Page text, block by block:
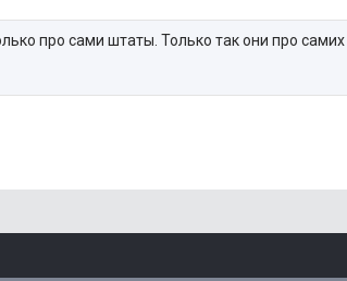
про сами штаты. Только так они про